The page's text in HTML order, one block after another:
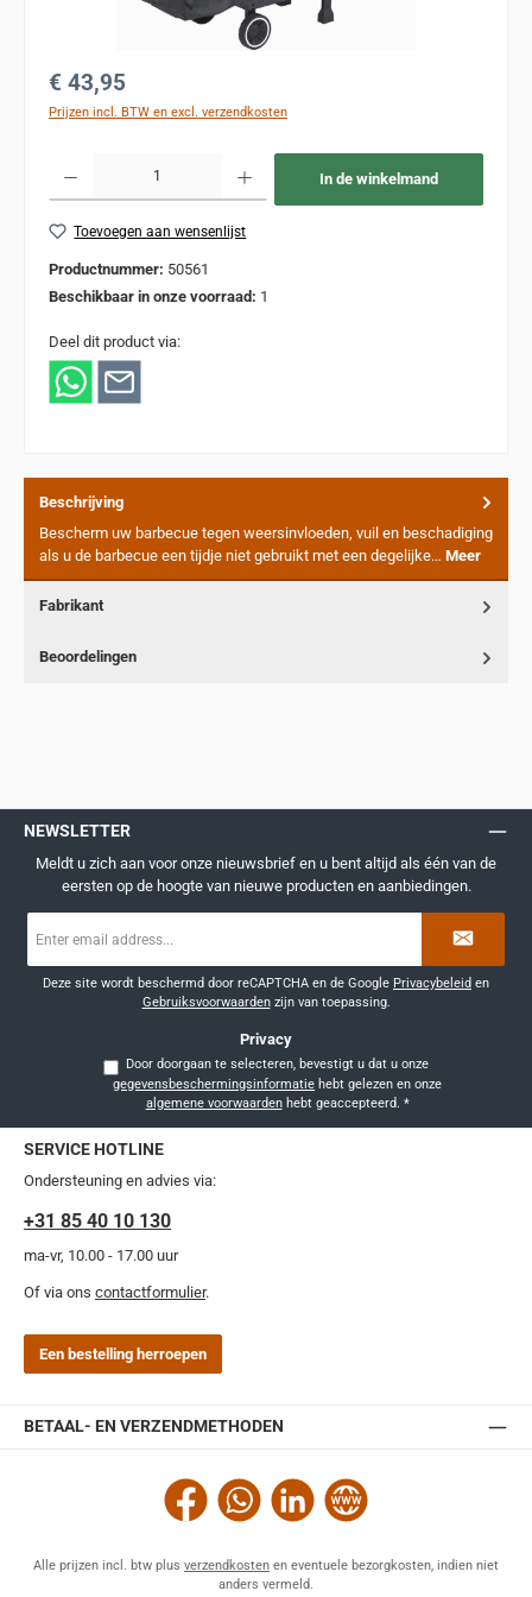
Normale prijs:
€ 43,95
Prijzen incl. BTW en excl. verzendkosten
In de winkelmand
Toevoegen aan wensenlijst
Productnummer: 50561
Beschikbaar in onze voorraad: 1
Deel dit product via:
Beschrijving
Bescherm uw barbecue tegen weersinvloeden, vuil en beschadiging
als u de barbecue een tijdje niet gebruikt met een degelijke… Meer
Fabrikant
Beoordelingen
NEWSLETTER
Meldt u zich aan voor onze nieuwsbrief en u bent altijd als één van de
eersten op de hoogte van nieuwe producten en aanbiedingen.
mailadres
Deze site wordt beschermd door reCAPTCHA en de Google Privacybeleid en
Gebruiksvoorwaardenzijn van toepassing.
Privacy
Door doorgaan te selecteren, bevestigt u dat u onze
gegevensbeschermingsinformatie
algemene voorwaardenhebt geaccepteerd. *
SERVICE HOTLINE
Ondersteuning en advies via:
+31 85 40 10 130
ma-vr, 10.00 - 17.00 uur
Of via ons contactformulier.
Een bestelling herroepen
BETAAL- EN VERZENDMETHODEN
Facebook WhatsAppLinkedIn Website
Alle prijzen incl. btw plus verzendkosten en eventuele bezorgkosten, indien niet
anders vermeld.